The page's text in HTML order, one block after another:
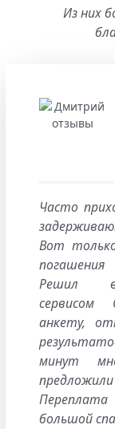
Из них
Часто
Вот
Решил
сервисом
анкету,
минут
большой